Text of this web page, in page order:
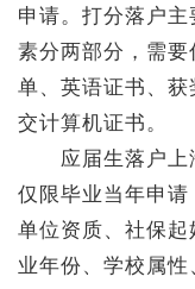
申请。打分落户
素分两部分，需
单、英语证书、
交计算机证书。
应届生落户上
仅限毕业当年申
单位资质、社保
业年份、学校属性